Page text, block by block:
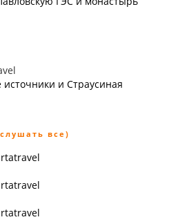
источники и Страусиная
все)